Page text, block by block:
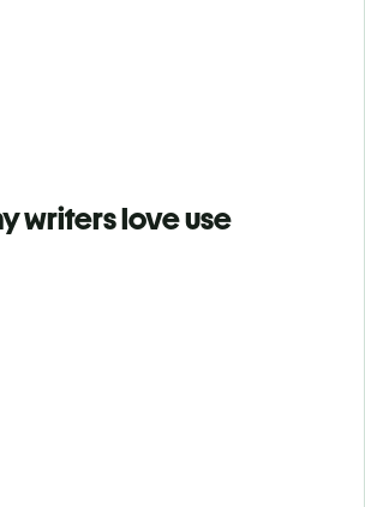
writers love use